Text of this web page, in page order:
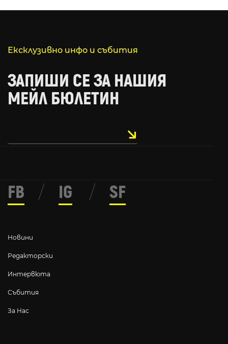
Ексклузивно инфо и събития
ЗАПИШИ СЕ ЗА НАШИЯ
МЕЙЛ БЮЛЕТИН
Новини
Редакторски
Интервюта
Събития
За Нас
FB / IG / SF